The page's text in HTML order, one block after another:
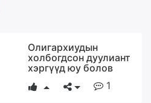
Олигархиудын
холбогдсон дуулиант
хэргүүд юу болов
1